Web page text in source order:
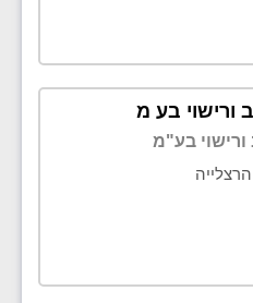
ורישוי בע מ
בע"מ